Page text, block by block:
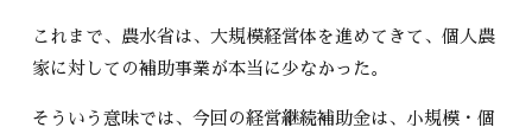
これまで、農水省は、大規模経営体を進めてきて、個人農
家に対しての補助事業が本当に少なかった。
そういう意味では、今回の経営継続補助金は、小規模・個